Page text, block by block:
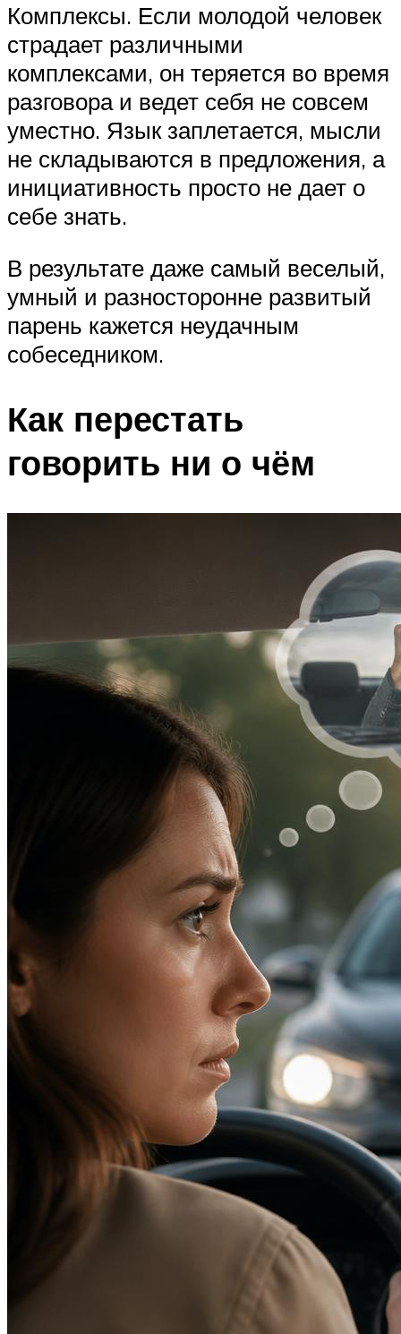
Комплексы. Если молодой человек
страдает различными
комплексами, он теряется во время
разговора и ведет себя не совсем
уместно. Язык заплетается, мысли
не складываются в предложения, а
инициативность просто не дает о
себе знать.
В результате даже самый веселый,
умный и разносторонне развитый
парень кажется неудачным
собеседником.
Как перестать
говорить ни о чём